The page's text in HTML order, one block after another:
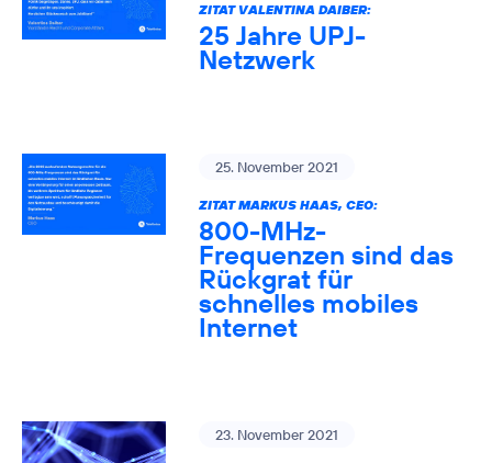
ZITAT VALENTINA DAIBER:
25 Jahre UPJ-
Netzwerk
25. November 2021
ZITAT MARKUS HAAS, CEO:
800-MHz-
Frequenzen sind das
Rückgrat für
schnelles mobiles
Internet
23. November 2021